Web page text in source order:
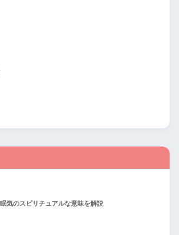
気のスピリチュアルな意味を解説